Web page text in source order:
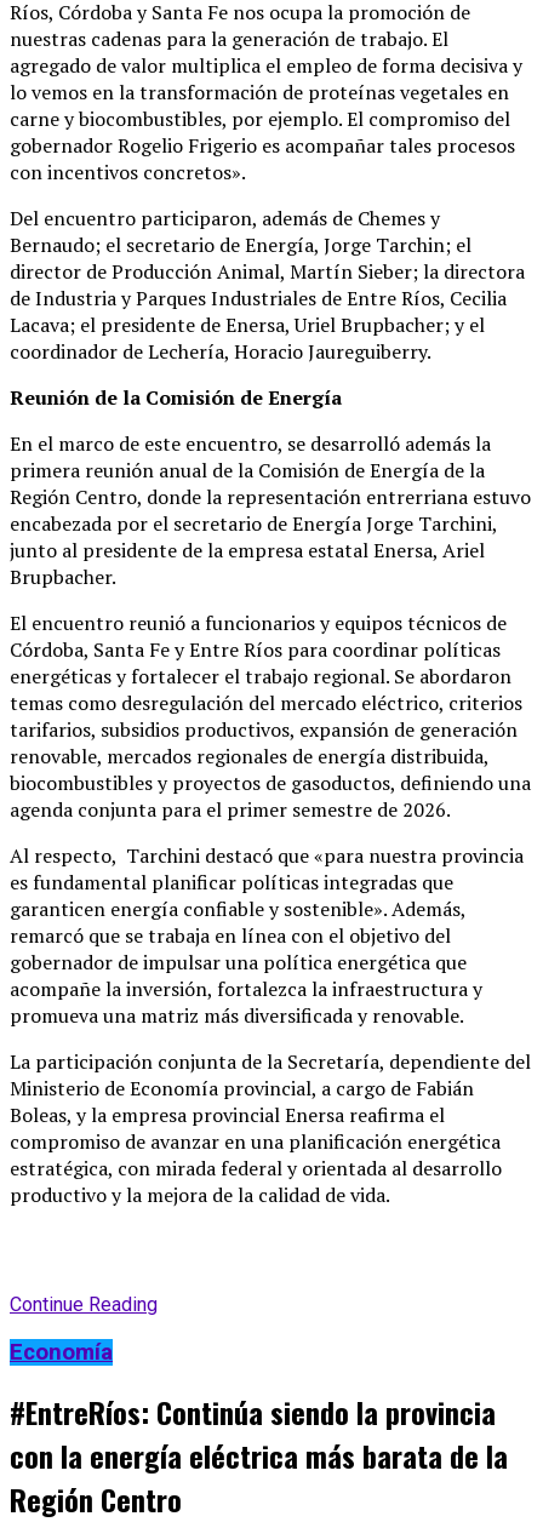
Ríos, Córdoba y Santa Fe nos ocupa la promoción de
nuestras cadenas para la generación de trabajo. El
agregado de valor multiplica el empleo de forma decisiva y
lo vemos en la transformación de proteínas vegetales en
carne y biocombustibles, por ejemplo. El compromiso del
gobernador Rogelio Frigerio es acompañar tales procesos
con incentivos concretos».
Del encuentro participaron, además de Chemes y
Bernaudo; el secretario de Energía, Jorge Tarchin; el
director de Producción Animal, Martín Sieber; la directora
de Industria y Parques Industriales de Entre Ríos, Cecilia
Lacava; el presidente de Enersa, Uriel Brupbacher; y el
coordinador de Lechería, Horacio Jaureguiberry.
Reunión de la Comisión de Energía
En el marco de este encuentro, se desarrolló además la
primera reunión anual de la Comisión de Energía de la
Región Centro, donde la representación entrerriana estuvo
encabezada por el secretario de Energía Jorge Tarchini,
junto al presidente de la empresa estatal Enersa, Ariel
Brupbacher.
El encuentro reunió a funcionarios y equipos técnicos de
Córdoba, Santa Fe y Entre Ríos para coordinar políticas
energéticas y fortalecer el trabajo regional. Se abordaron
temas como desregulación del mercado eléctrico, criterios
tarifarios, subsidios productivos, expansión de generación
renovable, mercados regionales de energía distribuida,
biocombustibles y proyectos de gasoductos, definiendo una
agenda conjunta para el primer semestre de 2026.
Al respecto, Tarchini destacó que «para nuestra provincia
es fundamental planificar políticas integradas que
garanticen energía confiable y sostenible». Además,
remarcó que se trabaja en línea con el objetivo del
gobernador de impulsar una política energética que
acompañe la inversión, fortalezca la infraestructura y
promueva una matriz más diversificada y renovable.
La participación conjunta de la Secretaría, dependiente del
Ministerio de Economía provincial, a cargo de Fabián
Boleas, y la empresa provincial Enersa reafirma el
compromiso de avanzar en una planificación energética
estratégica, con mirada federal y orientada al desarrollo
productivo y la mejora de la calidad de vida.
Continue Reading
Economía
#EntreRíos: Continúa siendo la provincia
con la energía eléctrica más barata de la
Región Centro